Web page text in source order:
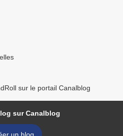
sur le portail Canalblog
sur Canalblog